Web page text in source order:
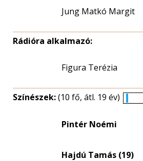
Jung Matkó Margit
Rádióra alkalmazó:
Figura Terézia
Színészek:(10 fő, átl. 19 év)
Pintér Noémi
Hajdú Tamás (19)